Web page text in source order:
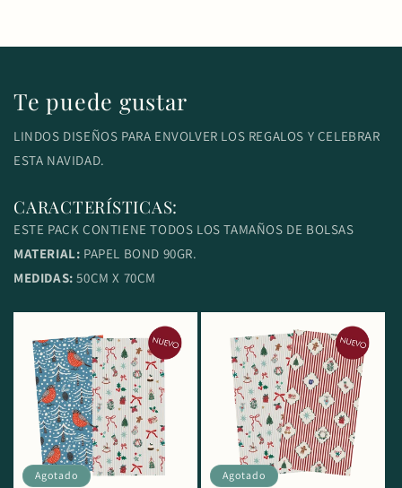
Te puede gustar
LINDOS DISEÑOS PARA ENVOLVER LOS REGALOS Y CELEBRAR
ESTA NAVIDAD.
CARACTERÍSTICAS:
ESTE PACK CONTIENE TODOS LOS TAMAÑOS DE BOLSAS
MATERIAL: PAPEL BOND 90GR.
MEDIDAS:50CM X 70CM
Agotado Agotado